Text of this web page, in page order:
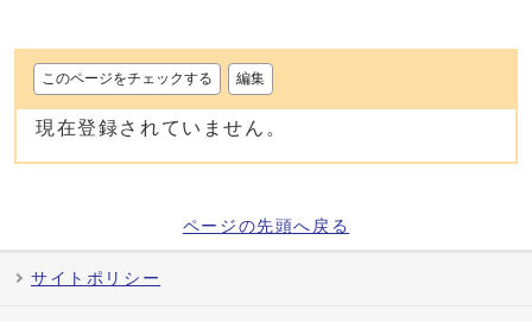
このページをチェックする 編集
現在登録されていません。
ページの先頭へ戻る
サイトポリシー